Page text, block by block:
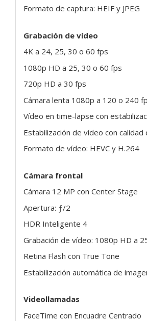
Formato de captura: HEIF y JPEG
Grabación de vídeo
4K a 24, 25, 30 o 60 fps
1080p HD a 25, 30 o 60 fps
720p HD a 30 fps
Cámara lenta 1080p a 120 o 240
Vídeo en time-lapse con
Estabilización de vídeo con calidad
Formato de vídeo: HEVC y H.264
Cámara frontal
Cámara 12 MP con Center Stage
Apertura: ƒ/2
HDR Inteligente 4
Grabación de vídeo: 1080p HD a
Retina Flash con True Tone
Estabilización automática de
Videollamadas
FaceTime con Encuadre Centrado